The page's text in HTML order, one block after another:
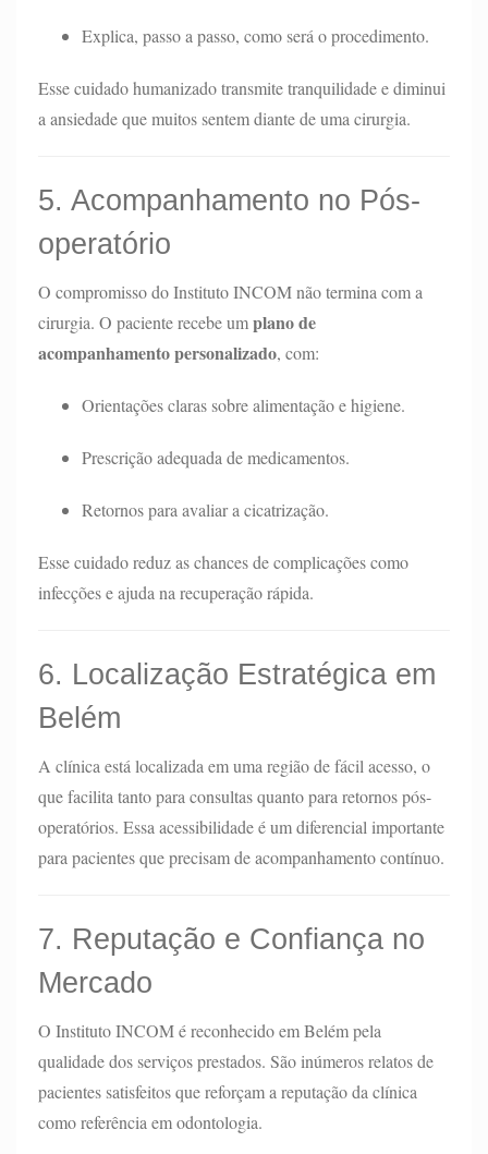
Explica, passo a passo, como será o procedimento.
Esse cuidado humanizado transmite tranquilidade e diminui
a ansiedade que muitos sentem diante de uma cirurgia.
5. Acompanhamento no Pós-
operatório
O compromisso do Instituto INCOM não termina com a
cirurgia. O paciente recebe umplano de
acompanhamento personalizado, com:
Orientações claras sobre alimentação e higiene.
Prescrição adequada de medicamentos.
Retornos para avaliar a cicatrização.
Esse cuidado reduz as chances de complicações como
infecções e ajuda na recuperação rápida.
6. Localização Estratégica em
Belém
A clínica está localizada em uma região de fácil acesso, o
que facilita tanto para consultas quanto para retornos pós-
operatórios. Essa acessibilidade é um diferencial importante
para pacientes que precisam de acompanhamento contínuo.
7. Reputação e Confiança no
Mercado
O Instituto INCOM é reconhecido em Belém pela
qualidade dos serviços prestados. São inúmeros relatos de
pacientes satisfeitos que reforçam a reputação da clínica
como referência em odontologia.